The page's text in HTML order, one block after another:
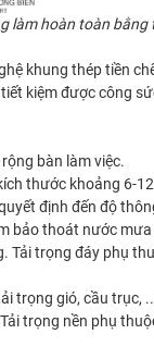
làm hoàn toàn bằng
khung thép tiền
kiệm được công
bàn làm việc.
thước khoảng 6-
định đến độ
bảo thoát nước
trọng đáy phụ
trọng gió, cầu trục, ..
trọng nền phụ